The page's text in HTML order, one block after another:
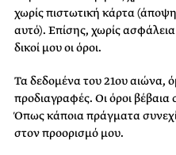
χωρίς πιστωτική κάρτα
αυτό). Επίσης, χωρίς ασφάλεια
δικοί μου οι όροι.
Τα δεδομένα του 21ου αιώνα,
προδιαγραφές. Οι όροι βέβαια
Όπως κάποια πράγματα
στον προορισμό μου.